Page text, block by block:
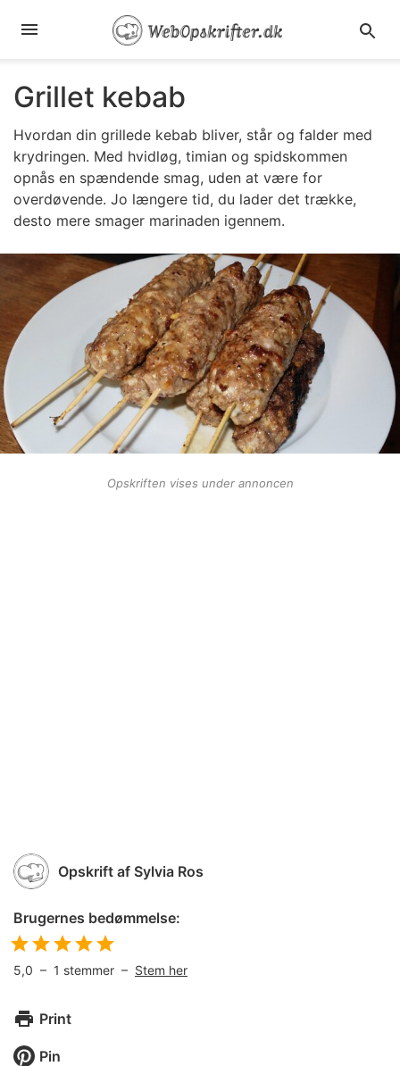
Grillet kebab
Hvordan din grillede kebab bliver, står og falder med
krydringen. Med hvidløg, timian og spidskommen
opnås en spændende smag, uden at være for
overdøvende. Jo længere tid, du lader det trække,
desto mere smager marinaden igennem.
Opskriften vises under annoncen
Opskrift af Sylvia Ros
Brugernes bedømmelse:
5,0 – 1 stemmer – Stem her
Print
Pin